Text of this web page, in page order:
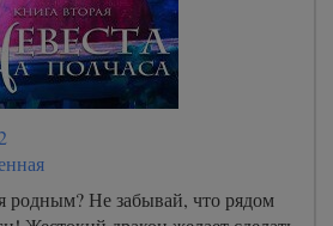
родным? Не забывай, что рядом